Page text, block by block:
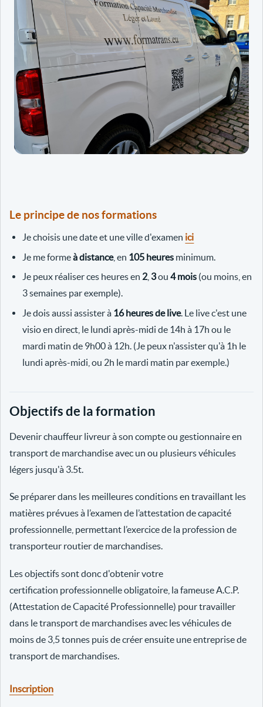
Le principe de nos formations
Je choisis une date et une ville d'examen ici
Je me formeà distance, en 105 heures minimum.
Je peux réaliser ces heures en 2 3ou4 mois (ou moins, en
3 semaines par exemple).
Je dois aussi assister à 16 heures de live. Le live c'est une
visio en direct, le lundi après-midi de 14h à 17h ou le
mardi matin de 9h00 à 12h. (Je peux n'assister qu'à 1h le
lundi après-midi, ou 2h le mardi matin par exemple.)
Objectifs de la formation
Devenir chauffeur livreur à son compte ou gestionnaire en
transport de marchandise avec un ou plusieurs véhicules
légers jusqu'à 3.5t.
Se préparer dans les meilleures conditions en travaillant les
matières prévues à l’examen de l’attestation de capacité
professionnelle, permettant l’exercice de la profession de
transporteur routier de marchandises.
Les objectifs sont donc d'obtenir votre
certification professionnelle obligatoire, la fameuse A.C.P.
(Attestation de Capacité Professionnelle) pour travailler
dans le transport de marchandises avec les véhicules de
moins de 3,5 tonnes puis de créer ensuite une entreprise de
transport de marchandises.
Inscription